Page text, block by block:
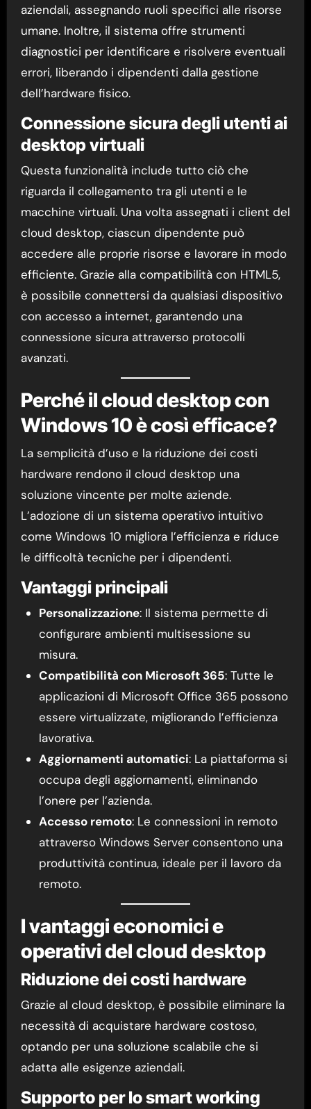
aziendali, assegnando ruoli specifici alle risorse
umane. Inoltre, il sistema offre strumenti
diagnostici per identificare e risolvere eventuali
errori, liberando i dipendenti dalla gestione
dell’hardware fisico.
Connessione sicura degli utenti ai
desktop virtuali
Questa funzionalità include tutto ciò che
riguarda il collegamento tra gli utenti e le
macchine virtuali. Una volta assegnati i client del
cloud desktop, ciascun dipendente può
accedere alle proprie risorse e lavorare in modo
efficiente. Grazie alla compatibilità con HTML5,
è possibile connettersi da qualsiasi dispositivo
con accesso a internet, garantendo una
connessione sicura attraverso protocolli
avanzati.
Perché il cloud desktop con
Windows 10 è così efficace?
La semplicità d’uso e la riduzione dei costi
hardware rendono il cloud desktop una
soluzione vincente per molte aziende.
L’adozione di un sistema operativo intuitivo
come Windows 10 migliora l’efficienza e riduce
le difficoltà tecniche per i dipendenti.
Vantaggi principali
Personalizzazione: Il sistema permette di
configurare ambienti multisessione su
misura.
Compatibilità con Microsoft 365: Tutte le
applicazioni di Microsoft Office 365 possono
essere virtualizzate, migliorando l’efficienza
lavorativa.
Aggiornamenti automatici: La piattaforma si
occupa degli aggiornamenti, eliminando
l’onere per l’azienda.
Accesso remoto: Le connessioni in remoto
attraverso Windows Server consentono una
produttività continua, ideale per il lavoro da
remoto.
I vantaggi economici e
operativi del cloud desktop
Riduzione dei costi hardware
Grazie al cloud desktop, è possibile eliminare la
necessità di acquistare hardware costoso,
optando per una soluzione scalabile che si
adatta alle esigenze aziendali.
Supporto per lo smart working